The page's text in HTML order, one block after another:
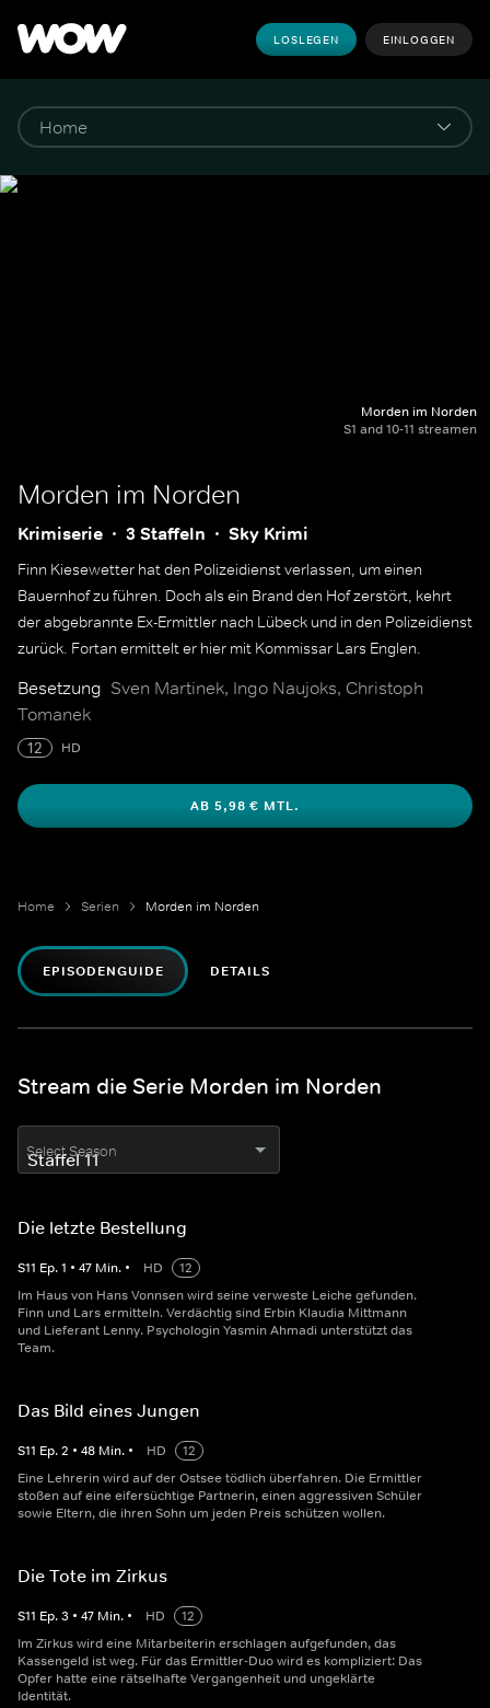
LOSLEGEN EINLOGGEN
Morden im Norden
S1 and 10-11 streamen
Morden im Norden
Krimiserie 3 Staffeln Sky Krimi
Finn Kiesewetter hat den Polizeidienst verlassen, um einen
Bauernhof zu führen. Doch als ein Brand den Hof zerstört, kehrt
der abgebrannte Ex-Ermittler nach Lübeck und in den Polizeidienst
zurück. Fortan ermittelt er hier mit Kommissar Lars Englen.
Besetzung Sven Martinek, Ingo Naujoks, Christoph
Tomanek
12 HD
AB 5,98 € MTL.
Home Serien Morden im Norden
EPISODENGUIDE DETAILS
Stream die Serie Morden im Norden
Select Season
Die letzte Bestellung
S11 Ep.1 • 47 Min. • HD
12
Im Haus von Hans Vonnsen wird seine verweste Leiche gefunden.
Finn und Lars ermitteln. Verdächtig sind Erbin Klaudia Mittmann
und Lieferant Lenny. Psychologin Yasmin Ahmadi unterstützt das
Team.
Das Bild eines Jungen
S11 Ep.2 • 48 Min. • HD
12
Eine Lehrerin wird auf der Ostsee tödlich überfahren. Die Ermittler
stoßen auf eine eifersüchtige Partnerin, einen aggressiven Schüler
sowie Eltern, die ihren Sohn um jeden Preis schützen wollen.
Die Tote im Zirkus
S11 Ep.3 • 47 Min. • HD
12
Im Zirkus wird eine Mitarbeiterin erschlagen aufgefunden, das
Kassengeld ist weg. Für das Ermittler-Duo wird es kompliziert: Das
Opfer hatte eine rätselhafte Vergangenheit und ungeklärte
Identität.